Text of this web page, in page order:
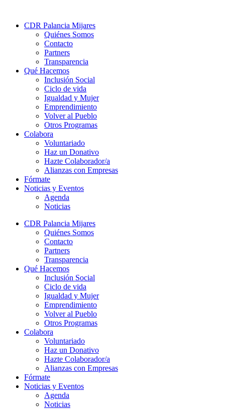
CDR Palancia Mijares
Quiénes Somos
Contacto
Partners
Transparencia
Qué Hacemos
Inclusión Social
Ciclo de vida
Igualdad y Mujer
Emprendimiento
Volver al Pueblo
Otros Programas
Colabora
Voluntariado
Haz un Donativo
Hazte Colaborador/a
Alianzas con Empresas
Fórmate
Noticias y Eventos
Agenda
Noticias
CDR Palancia Mijares
Quiénes Somos
Contacto
Partners
Transparencia
Qué Hacemos
Inclusión Social
Ciclo de vida
Igualdad y Mujer
Emprendimiento
Volver al Pueblo
Otros Programas
Colabora
Voluntariado
Haz un Donativo
Hazte Colaborador/a
Alianzas con Empresas
Fórmate
Noticias y Eventos
Agenda
Noticias